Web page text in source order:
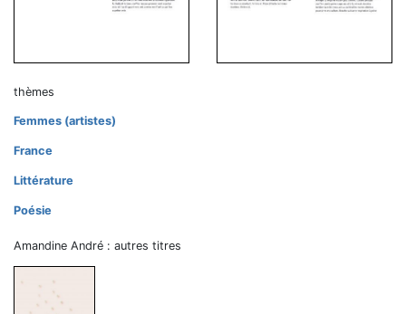
thèmes
Femmes (artistes)
France
Littérature
Poésie
Amandine André : autres titres